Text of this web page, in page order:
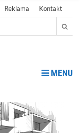
Reklama Kontakt
MENU